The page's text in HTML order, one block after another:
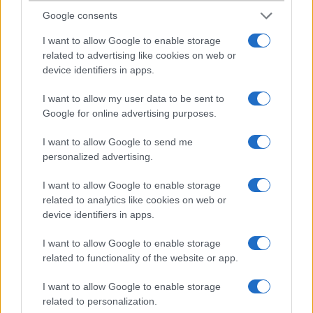
Google consents
I want to allow Google to enable storage
related to advertising like cookies on web or
device identifiers in apps.
I want to allow my user data to be sent to
Google for online advertising purposes.
I want to allow Google to send me
personalized advertising.
I want to allow Google to enable storage
related to analytics like cookies on web or
device identifiers in apps.
I want to allow Google to enable storage
related to functionality of the website or app.
I want to allow Google to enable storage
related to personalization.
2012-6-8 8:12:33
DrMichaelJox: kinek a pap, kinek a paplan. Engem nem nyűgözött le
annyira, pedig egy hétig használtam. Maradok az S2-nél. ;)
DrMichaelJox
@Gyöngyi: Igazad lehet,de én nem nagyon szoktam moddolni a
utánanézek előtte (pros&cons).Nálam mindíg a fresh out the box
állapot számít :) szóval ha valami gyárilag nem tetszik,azt eleve nem
veszem meg.Sajnos én az állapotról ezt nem mondhatom el az
nap lifetimer,amely 312 óra összes beszélgetési időt jelent :D ) ,de
nem gondoltam volna hogy fél év alatt ennyire el tudom nyúzni: a
is meghalt :( tartósabbnak kéne lennie szerintem